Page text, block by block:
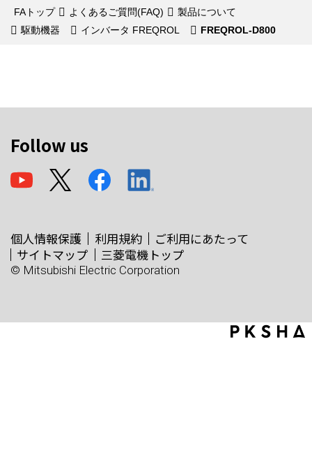
FAトップ よくあるご質問(FAQ)
製品について
駆動機器
インバータ FREQROL FREQROL-D800
Follow us
個人情報保護 利用規約
ご利用にあたって
サイトマップ
三菱電機トップ
© Mitsubishi Electric Corporation